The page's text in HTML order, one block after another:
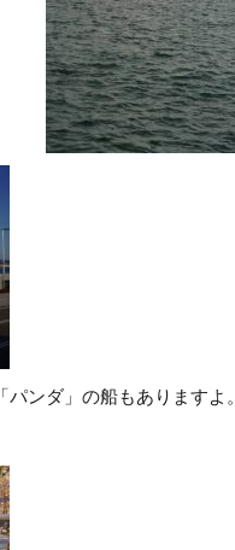
ンダ」の船もありますよ。